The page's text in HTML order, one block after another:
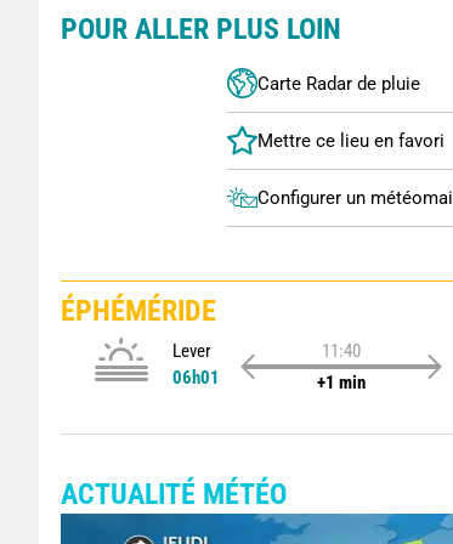
POUR ALLER PLUS LOIN
Carte Radar de pluie
Configurer un météomail
ÉPHÉMÉRIDE
Lever
06h01
11:40
+1 min
ACTUALITÉ MÉTÉO